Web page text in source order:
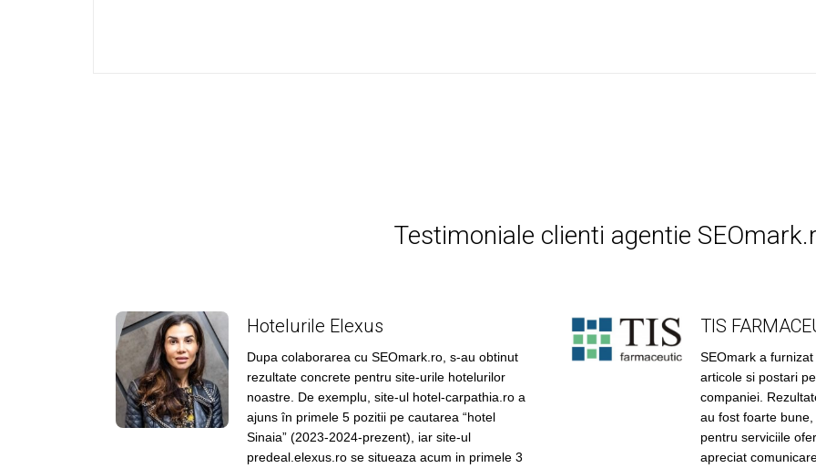
Testimoniale clienti agentie
Hotelurile Elexus
Dupa colaborarea cu SEOmark.ro, s-au obtinut
rezultate concrete pentru site-urile hotelurilor
noastre. De exemplu, site-ul hotel-carpathia.ro a
ajuns în primele 5 pozitii pe cautarea “hotel
Sinaia” (2023-2024-prezent), iar site-ul
predeal.elexus.ro se situeaza acum in primele 3
TIS
SEOmark a
articole si postari
companiei.
au fost foarte
pentru serviciile
apreciat